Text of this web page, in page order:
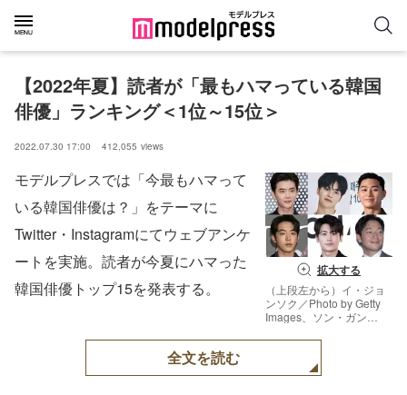
【2022年夏】読者が「最もハマっている韓国
俳優」ランキング＜1位～15位＞
2022.07.30 17:00 412,055 views
拡大する
（上段左から）イ・ジョ
ンソク／Photo by Getty
Images、ソン・ガン
ENTERTAINMENT、パ
Getty Images（下段左か
モデルプレスでは「今最もハマって
いる韓国俳優は？」をテーマに
Twitter・Instagramにてウェブアンケ
ートを実施。読者が今夏にハマった
韓国俳優トップ15を発表する。
全文を読む